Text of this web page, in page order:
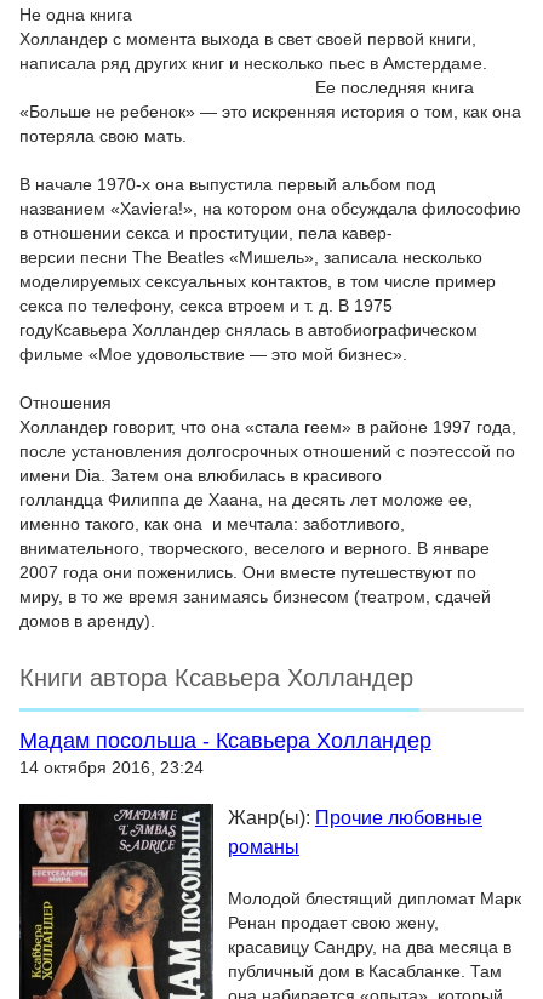
Не одна книга
Холландер с момента выхода в свет своей первой книги,
написала ряд других книг и несколько пьес в Амстердаме.
Ее последняя книга
«Больше не ребенок» — это искренняя история о том, как она
потеряла свою мать.
В начале 1970-х она выпустила первый альбом под
названием «Xaviera!», на котором она обсуждала философию
в отношении секса и проституции, пела кавер-
версии песни The Beatles «Мишель», записала несколько
моделируемых сексуальных контактов, в том числе пример
секса по телефону, секса втроем и т. д. В 1975
годуКсавьера Холландер снялась в автобиографическом
фильме «Мое удовольствие — это мой бизнес».
Отношения
Холландер говорит, что она «стала геем» в районе 1997 года,
после установления долгосрочных отношений с поэтессой по
имени Dia. Затем она влюбилась в красивого
голландца Филиппа де Хаана, на десять лет моложе ее,
именно такого, как она и мечтала: заботливого,
внимательного, творческого, веселого и верного. В январе
2007 года они поженились. Они вместе путешествуют по
миру, в то же время занимаясь бизнесом (театром, сдачей
домов в аренду).
Книги автора Ксавьера Холландер
Мадам посольша - Ксавьера Холландер
14 октября 2016, 23:24
Жанр(ы): Прочие любовные
романы
Молодой блестящий дипломат Марк
Ренан продает свою жену,
красавицу Сандру, на два месяца в
публичный дом в Касабланке. Там